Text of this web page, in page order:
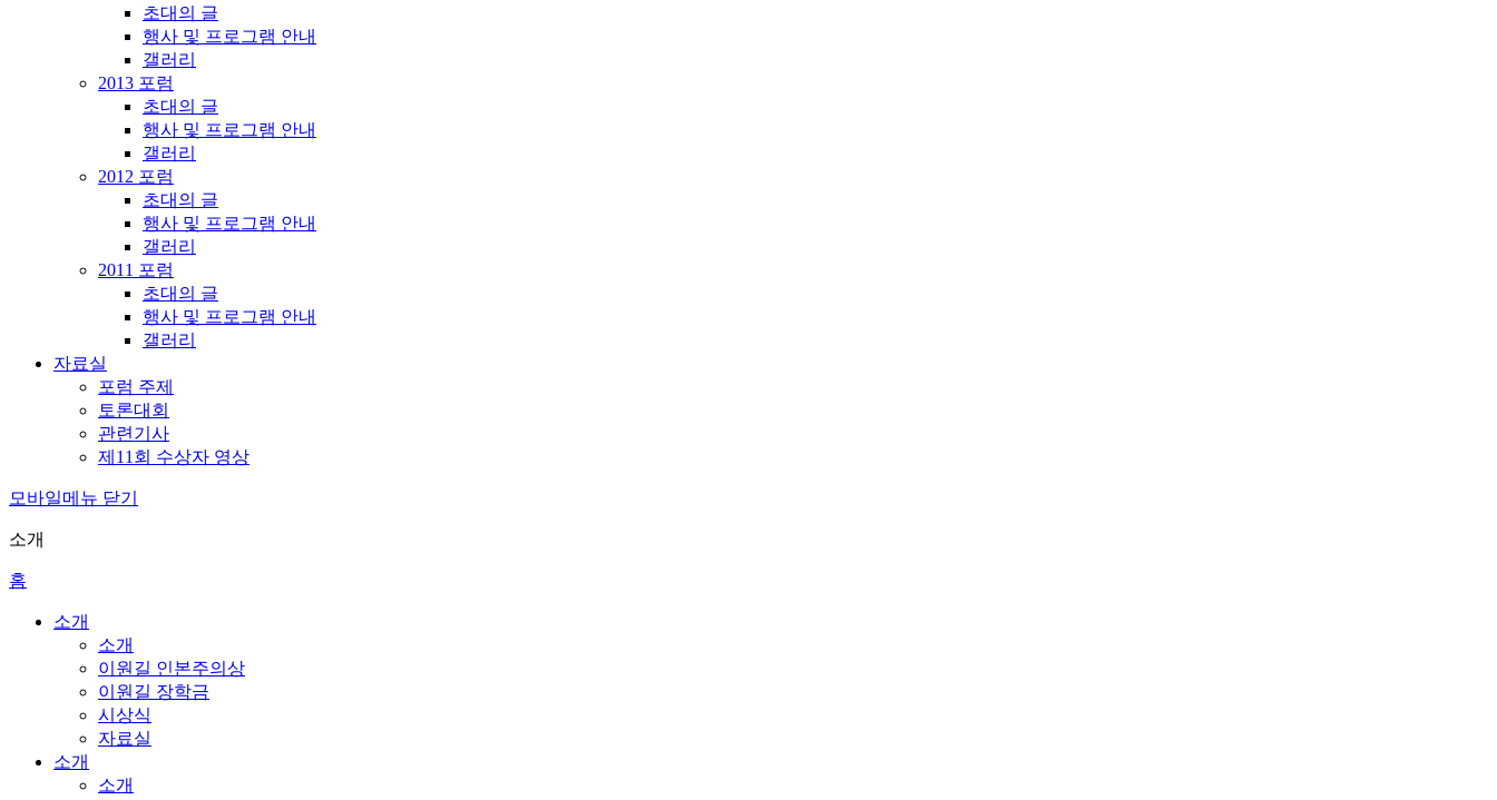
초대의 글
행사 및 프로그램 안내
갤러리
2013 포럼
초대의 글
행사 및 프로그램 안내
갤러리
2012 포럼
초대의 글
행사 및 프로그램 안내
갤러리
2011 포럼
초대의 글
행사 및 프로그램 안내
갤러리
자료실
포럼 주제
토론대회
관련기사
제11회 수상자 영상
모바일메뉴 닫기
소개
홈
소개
소개
이원길 인본주의상
이원길 장학금
시상식
자료실
소개
소개